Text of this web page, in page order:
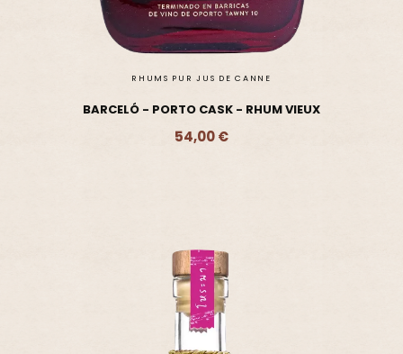
RHUMS PUR JUS DE CANNE
BARCELÓ - PORTO CASK - RHUM VIEUX
54,00 €
Ajouter - 54,00 €